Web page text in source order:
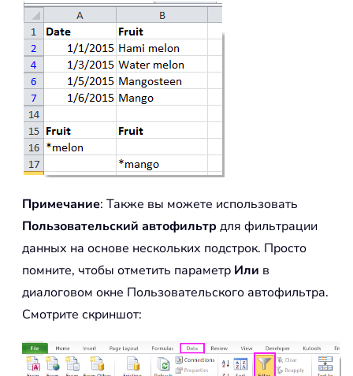
Примечание: Также вы можете использовать
Пользовательский автофильтр для фильтрации
данных на основе нескольких подстрок. Просто
помните, чтобы отметить параметр Или в
диалоговом окне Пользовательского автофильтра.
Смотрите скриншот: